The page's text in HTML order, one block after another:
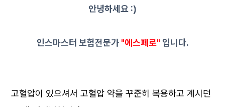
안녕하세요 :)
인스마스터 보험전문가 "에스페로" 입니다.
고혈압이 있으셔서 고혈압 약을 꾸준히 복용하고 계시던